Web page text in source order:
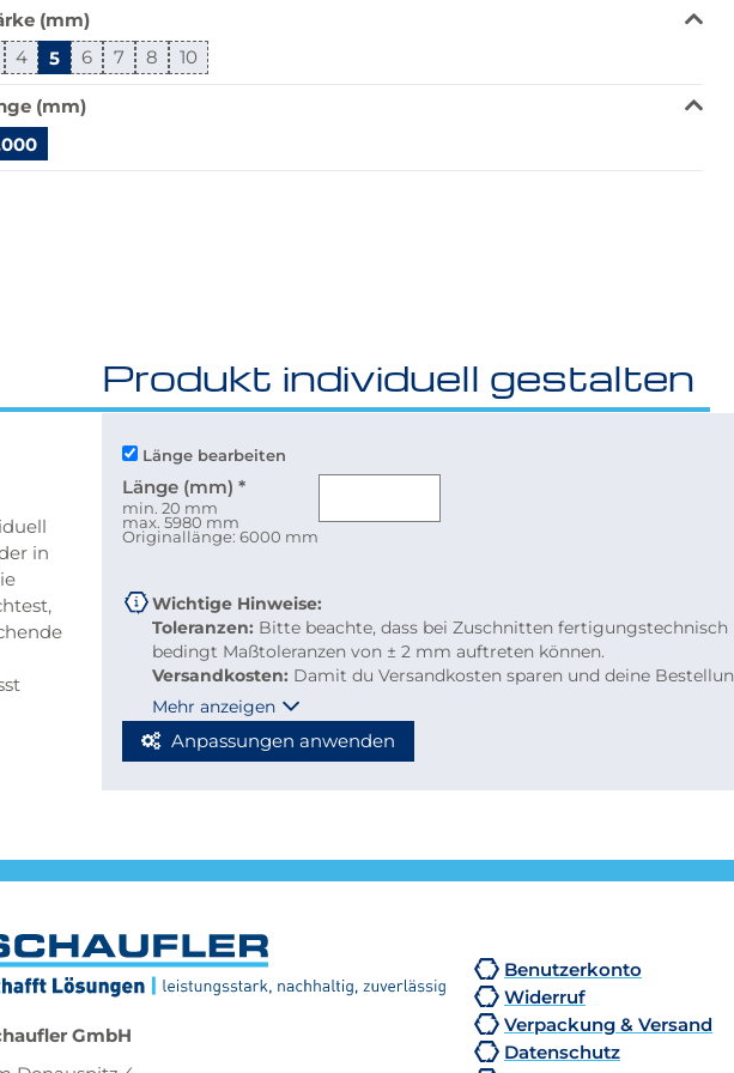
(mm)
4 5 6 7 8 10
(mm)
Produkt individuell gestalten
in
Länge bearbeiten
Länge (mm)*
min. 20 mm
max. 5980 mm
Originallänge: 6000 mm
Wichtige Hinweise:
Toleranzen: Bitte beachte, dass bei Zuschnitten fertigungstechnisch
bedingt Maßtoleranzen von ± 2 mm auftreten können.
Versandkosten: Damit du Versandkosten sparen und deine
bequem per Paketdienst geliefert werden kann, beachte bitte folgende
Richtlinien für Kleinmengen-Zuschnitte
Stabmaterial: maximal 2.000 mm Länge
Berechnung: 2 × Breite + 1 × längste Seite (max. 2.000 mm)
Mehr anzeigen
Anpassungen anwenden
GmbH
Benutzerkonto
Widerruf
Verpackung & Versand
Datenschutz